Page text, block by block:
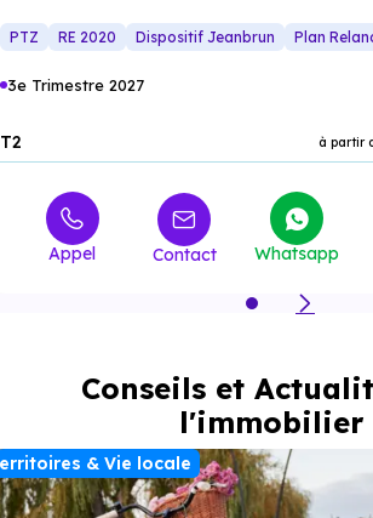
PTZ RE 2020 Dispositif Jeanbrun Plan
3e Trimestre 2027
T2 à partir
à partir de
Appel Contact Whatsapp
Conseils et
l'immobilier
& Vie locale